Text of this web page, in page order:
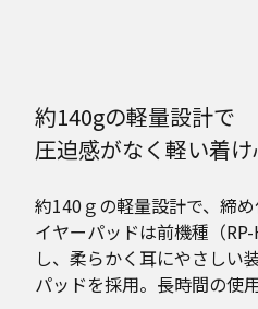
約140gの軽量設計で
圧迫感がなく軽い着
約140ｇの軽量設計で、締
イヤーパッドは前機種（
し、柔らかく耳にやさしい
パッドを採用。長時間の使